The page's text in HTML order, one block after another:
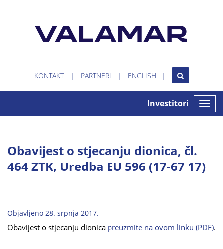
KONTAKT PARTNERI ENGLISH
Toggle
Investitori
Obavijest o stjecanju dionica, čl.
464 ZTK, Uredba EU 596 (17-67 17)
Objavljeno 28. srpnja 2017.
Obavijest o stjecanju dionica preuzmite na ovom linku (PDF).